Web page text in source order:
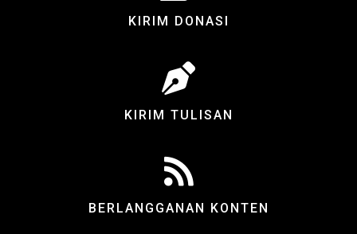
KIRIM DONASI
KIRIM TULISAN
BERLANGGANAN KONTEN